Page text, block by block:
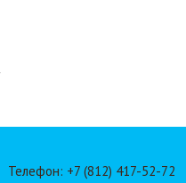
Телефон: +7 (812) 417-52-72